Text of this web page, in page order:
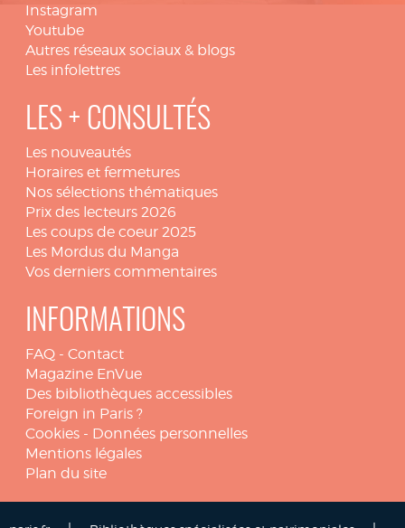
Instagram
Youtube
Autres réseaux sociaux & blogs
Les infolettres
LES + CONSULTÉS
Les nouveautés
Horaires et fermetures
Nos sélections thématiques
Prix des lecteurs 2026
Les coups de coeur 2025
Les Mordus du Manga
Vos derniers commentaires
INFORMATIONS
FAQ - Contact
Magazine EnVue
Des bibliothèques accessibles
Foreign in Paris ?
Cookies - Données personnelles
Mentions légales
Plan du site